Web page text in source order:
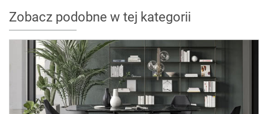
Zobacz podobne w tej kategorii